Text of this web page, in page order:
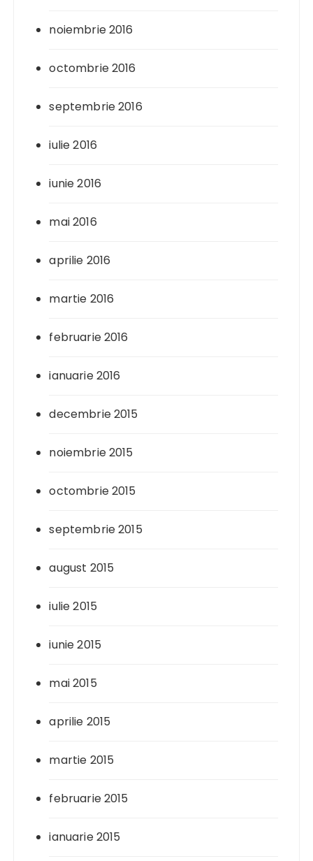
noiembrie 2016
octombrie 2016
septembrie 2016
iulie 2016
iunie 2016
mai 2016
aprilie 2016
martie 2016
februarie 2016
ianuarie 2016
decembrie 2015
noiembrie 2015
octombrie 2015
septembrie 2015
august 2015
iulie 2015
iunie 2015
mai 2015
aprilie 2015
martie 2015
februarie 2015
ianuarie 2015